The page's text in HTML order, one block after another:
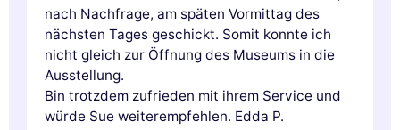
nach Nachfrage, am späten Vormittag des
nächsten Tages geschickt. Somit konnte ich
nicht gleich zur Öffnung des Museums in die
Ausstellung.
Bin trotzdem zufrieden mit ihrem Service und
würde Sue weiterempfehlen. Edda P.